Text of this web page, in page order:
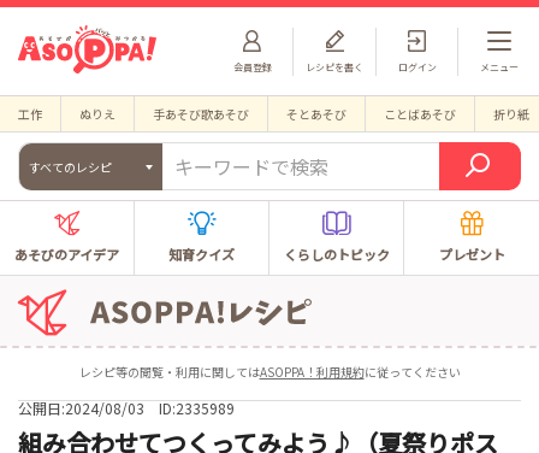
会員登録 ログイン
レシピを書く メニュー
工作 ぬりえ 手あそび歌あそび そとあそび ことばあそび 折り紙
すべてのレシピ
あそびのアイデア 知育クイズ くらしのトピック プレゼント
レシピ等の閲覧・利用に関してはASOPPA！利用規約に従ってください
公開日:2024/08/03 ID:2335989
組み合わせてつくってみよう♪（夏祭りポス